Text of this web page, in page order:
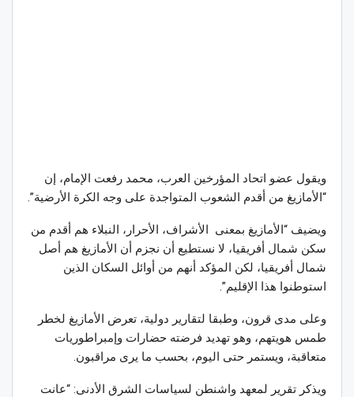
ويقول عضو اتحاد المؤرخين العرب، محمد رفعت الإمام، إن
“الأمازيغ من أقدم الشعوب المتواجدة على وجه الكرة الأرضية”.
ويضيف “الأمازيغ بمعنى الأشراف، الأحرار، النبلاء هم أقدم من
سكن شمال أفريقيا، لا نستطيع أن نجزم أن الأمازيغ هم أصل
شمال أفريقيا، لكن المؤكد أنهم من أوائل السكان الذين
استوطنوا هذا الإقليم”.
وعلى مدى قرون، وطبقا لتقارير دولية، تعرض الأمازيغ لخطر
طمس هويتهم، وهو تهديد فرضته حضارات وإمبراطوريات
متعاقبة، ويستمر حتى اليوم، بحسب ما يرى مراقبون.
ويذكر تقرير لمعهد واشنطن لسياسات الشرق الأدنى: “عانت